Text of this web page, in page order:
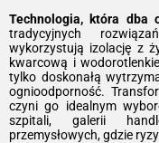
Technologia, która dba
tradycyjnych
wykorzystują izolację z
kwarcową i
tylko doskonałą
ognioodporność.
czyni go idealnym
szpitali, galerii
przemysłowych, gdzie